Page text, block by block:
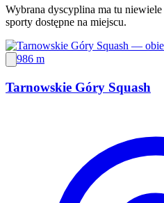
Wybrana dyscyplina ma tu
sporty dostępne na miejscu.
986 m
Tarnowskie Góry Squash